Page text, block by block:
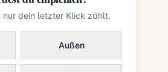
dein letzter Klick zählt.
Außen